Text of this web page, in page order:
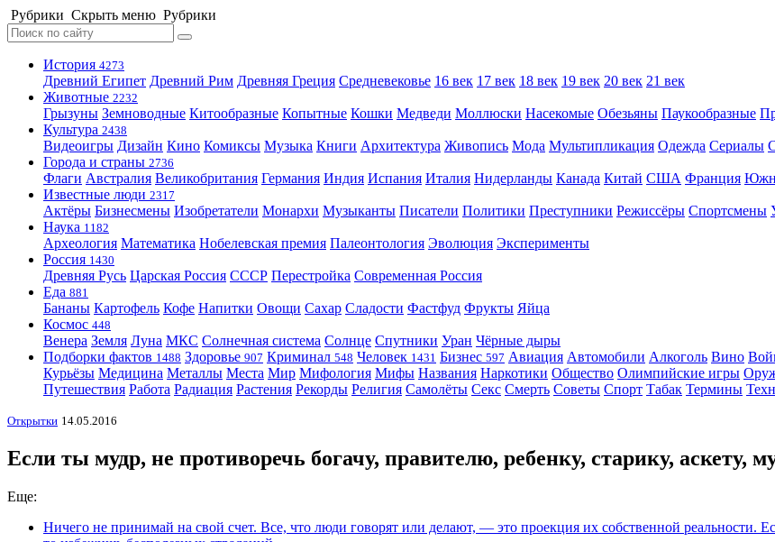
Рубрики Скрыть меню Рубрики
История 4273
Древний Египет Древний Рим Древняя Греция Средневековье 16 век 17 век 18 век 19 век 20 век 21 век
Животные 2232
Грызуны Земноводные Китообразные Копытные Кошки Медведи Моллюски Насекомые Обезьяны Паукообразные
Культура 2438
Видеоигры Дизайн Кино Комиксы Музыка Книги Архитектура Живопись Мода Мультипликация Одежда Сериалы
Города и страны 2736
Флаги Австралия Великобритания Германия Индия Испания Италия Нидерланды Канада Китай США Франция
Известные люди 2317
Актёры Бизнесмены Изобретатели Монархи Музыканты Писатели Политики Преступники Режиссёры Спортсмены
Наука 1182
Археология Математика Нобелевская премия Палеонтология Эволюция Эксперименты
Россия 1430
Древняя Русь Царская Россия СССР Перестройка Современная Россия
Еда 881
Бананы Картофель Кофе Напитки Овощи Сахар Сладости Фастфуд Фрукты Яйца
Космос 448
Венера Земля Луна МКС Солнечная система Солнце Спутники Уран Чёрные дыры
Подборки фактов 1488 Здоровье 907 Криминал 548 Человек 1431 Бизнес 597 Авиация Автомобили Алкоголь Вино
Курьёзы Медицина Металлы Места Мир Мифология Мифы Названия Наркотики Общество Олимпийские игры
Путешествия Работа Радиация Растения Рекорды Религия Самолёты Секс Смерть Советы Спорт Табак Термины
Открытки 14.05.2016
Если ты мудр, не противоречь богачу, правителю, ребенку, старику, аскету,
Еще:
Ничего не принимай на свой счет. Все, что люди говорят или делают, — это проекция их собственной реальности.